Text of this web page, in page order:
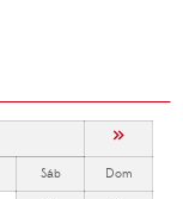
»
Sáb Dom